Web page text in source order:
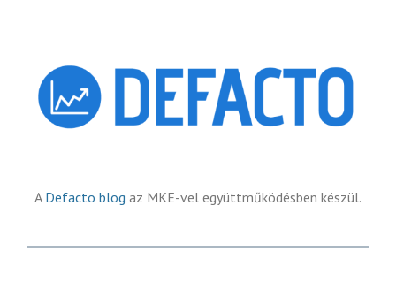
A Defacto blog az MKE-vel együttműködésben készül.